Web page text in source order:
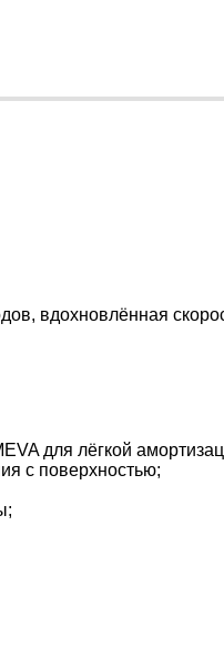
вдохновлённая
для лёгкой
с поверхностью;